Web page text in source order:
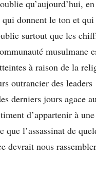
qu’aujourd’hui,
qui donnent le ton et
surtout que les
musulmane
à raison de la
outrancier des leaders
derniers jours agace
d’appartenir à
l’assassinat de
devrait nous